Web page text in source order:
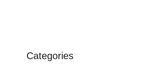
Categories